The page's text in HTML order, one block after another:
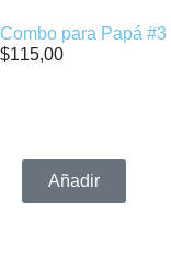
Combo para Papá #3
$115,00
Añadir